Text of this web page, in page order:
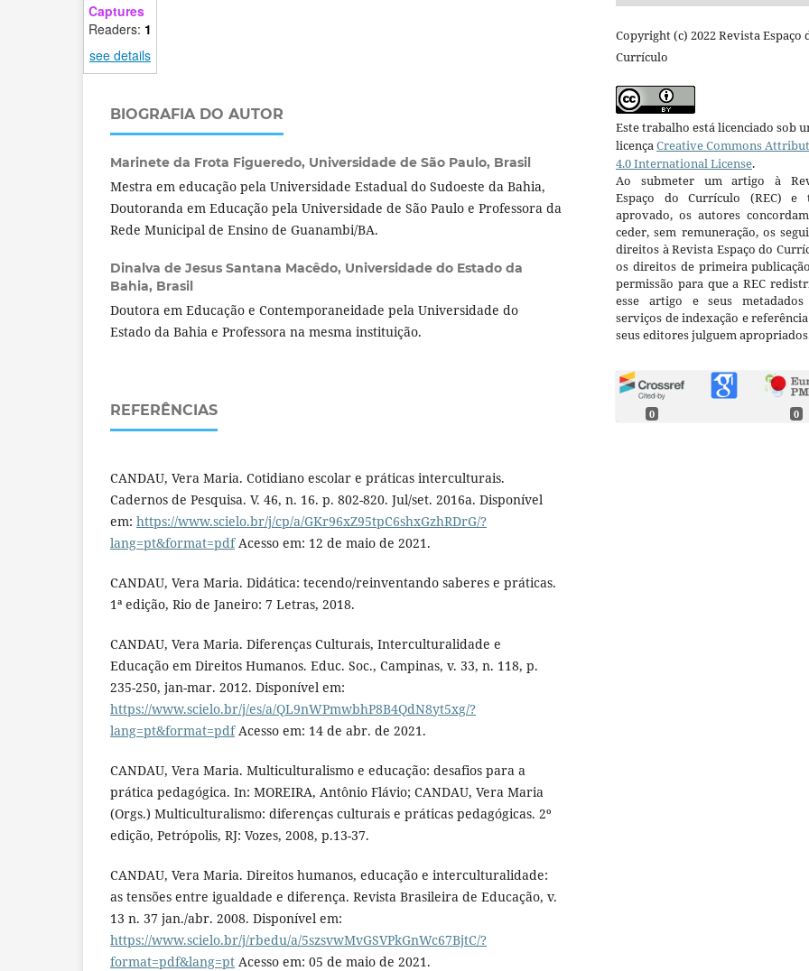
Captures
Readers: 1
see details
BIOGRAFIA DO AUTOR
Marinete da Frota Figueredo, Universidade de São Paulo, Brasil
Mestra em educação pela Universidade Estadual do Sudoeste da Bahia,
Doutoranda em Educação pela Universidade de São Paulo e Professora da
Rede Municipal de Ensino de Guanambi/BA.
Dinalva de Jesus Santana Macêdo, Universidade do Estado da
Bahia, Brasil
Doutora em Educação e Contemporaneidade pela Universidade do
Estado da Bahia e Professora na mesma instituição.
REFERÊNCIAS
CANDAU, Vera Maria. Cotidiano escolar e práticas interculturais.
Cadernos de Pesquisa. V. 46, n. 16. p. 802-820. Jul/set. 2016a. Disponível
em: https://www.scielo.br/j/cp/a/GKr96xZ95tpC6shxGzhRDrG/?
lang=pt&format=pdfAcesso em: 12 de maio de 2021.
CANDAU, Vera Maria. Didática: tecendo/reinventando saberes e práticas.
1ª edição, Rio de Janeiro: 7 Letras, 2018.
CANDAU, Vera Maria. Diferenças Culturais, Interculturalidade e
Educação em Direitos Humanos. Educ. Soc., Campinas, v. 33, n. 118, p.
235-250, jan-mar. 2012. Disponível em:
https://www.scielo.br/j/es/a/QL9nWPmwbhP8B4QdN8yt5xg/?
lang=pt&format=pdfAcesso em: 14 de abr. de 2021.
CANDAU, Vera Maria. Multiculturalismo e educação: desafios para a
prática pedagógica. In: MOREIRA, Antônio Flávio; CANDAU, Vera Maria
(Orgs.) Multiculturalismo: diferenças culturais e práticas pedagógicas. 2º
edição, Petrópolis, RJ: Vozes, 2008, p.13-37.
CANDAU, Vera Maria. Direitos humanos, educação e interculturalidade:
as tensões entre igualdade e diferença. Revista Brasileira de Educação, v.
13 n. 37 jan./abr. 2008. Disponível em:
https://www.scielo.br/j/rbedu/a/5szsvwMvGSVPkGnWc67BjtC/?
format=pdf&lang=pt Acesso em: 05 de maio de 2021.
Copyright (c) 2022 Revista Espaço
Currículo
Este trabalho está licenciado sob
licençaCreative Commons
4.0 International License.
Ao submeter um artigo à
Espaço do Currículo (REC) e
aprovado, os autores
ceder, sem remuneração, os
direitos à Revista Espaço do
os direitos de primeira
permissão para que a REC
esse artigo e seus metadados
serviços de indexação e
seus editores julguem
0 0